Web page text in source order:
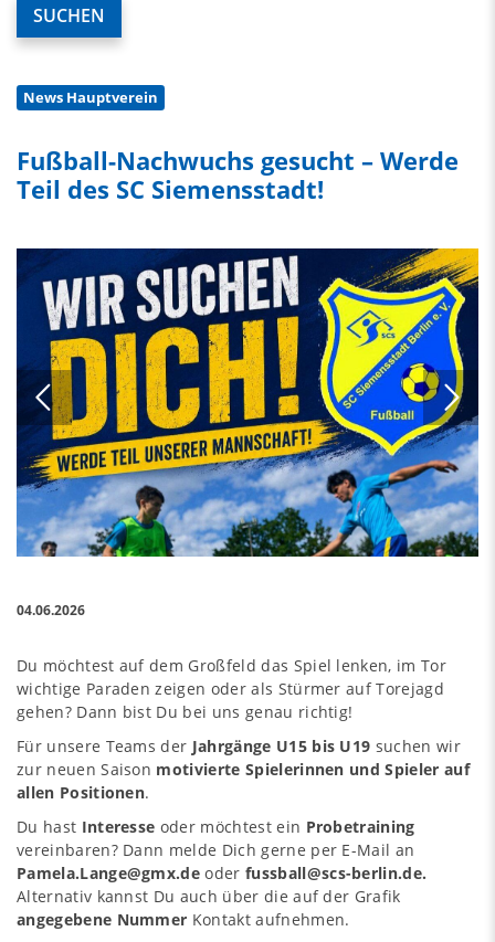
News Hauptverein
Fußball-Nachwuchs gesucht – Werde
Teil des SC Siemensstadt!
04.06.2026
Du möchtest auf dem Großfeld das Spiel lenken, im Tor
wichtige Paraden zeigen oder als Stürmer auf Torejagd
gehen? Dann bist Du bei uns genau richtig!
Für unsere Teams der Jahrgänge U15 bis U19 suchen wir
zur neuen Saison motivierte Spielerinnen und Spieler auf
allen Positionen.
Du hast Interesse oder möchtest ein Probetraining
vereinbaren? Dann melde Dich gerne per E-Mail an
Pamela.Lange@gmx.de oderfussball@scs-berlin.de.
Alternativ kannst Du auch über die auf der Grafik
angegebene Nummer Kontakt aufnehmen.